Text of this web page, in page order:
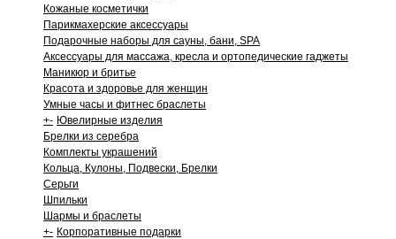
Кожаные косметички
Парикмахерские аксессуары
Подарочные наборы для сауны, бани, SPA
Аксессуары для массажа, кресла и ортопедические гаджеты
Маникюр и бритье
Красота и здоровье для женщин
Умные часы и фитнес браслеты
+- Ювелирные изделия
Брелки из серебра
Комплекты украшений
Кольца, Кулоны, Подвески, Брелки
Серьги
Шпильки
Шармы и браслеты
+- Корпоративные подарки